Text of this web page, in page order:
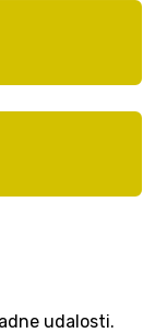
udalosti.